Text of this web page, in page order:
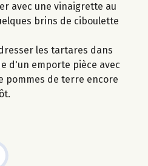
avec une vinaigrette au
brins de ciboulette
les tartares dans
d'un emporte pièce avec
pommes de terre encore